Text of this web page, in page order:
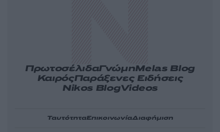
ΠρωτοσέλιδαΓνώμηMelas Blog
ΚαιρόςΠαράξενες Ειδήσεις
Nikos BlogVideos
ΤαυτότηταΕπικοινωνίαΔιαφήμιση